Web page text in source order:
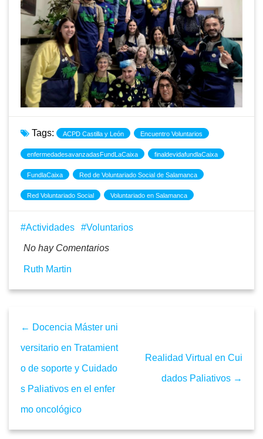
Tags: ACPD Castilla y León Encuentro Voluntarios
enfermedadesavanzadasFundLaCaixa finaldevidafundlaCaixa
FundlaCaixa Red de Voluntariado Social de Salamanca
Red Voluntariado Social Voluntariado en Salamanca
Actividades Voluntarios
No hay Comentarios
Ruth Martin
← Docencia Máster uni
versitario en Tratamient
o de soporte y Cuidado
s Paliativos en el enfer
mo oncológico
Realidad Virtual en Cui
dados Paliativos →